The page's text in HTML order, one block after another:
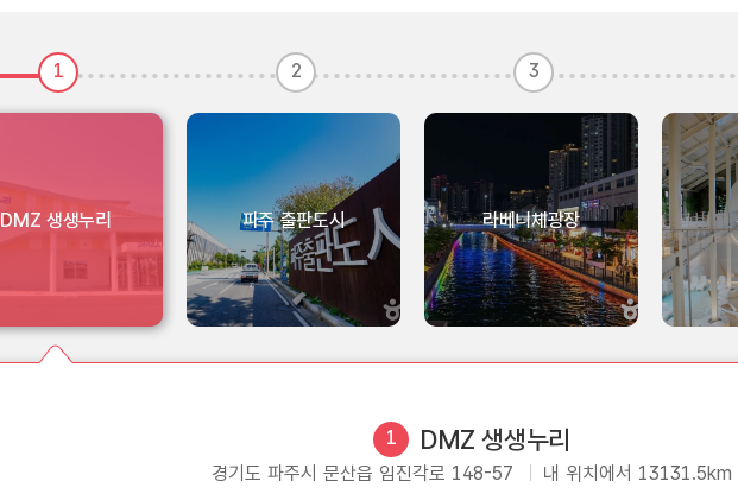
1
DMZ 생생누리
2
파주 출판도시
3
라베니체광장
1 DMZ 생생누리
경기도 파주시 문산읍 임진각로 148-57 내 위치에서 13131.5km